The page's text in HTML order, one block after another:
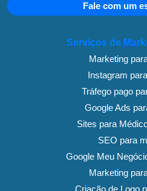
Fale com um
Serviços de
Marketing
Instagram
Tráfego pago
Google Ads
Sites para
SEO para
Google Meu
Marketing